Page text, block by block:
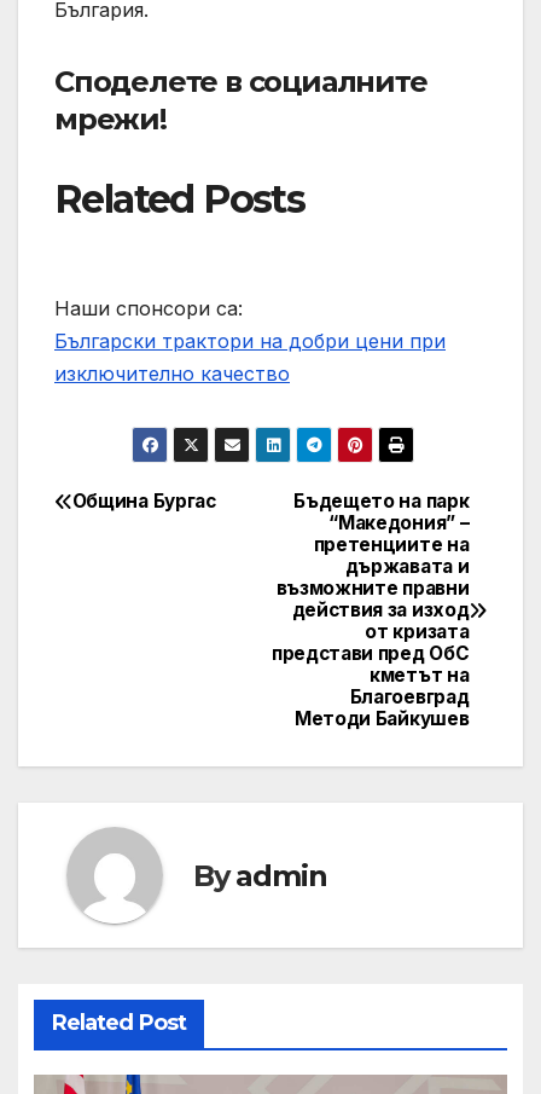
България.
Споделете в социалните
мрежи!
Related Posts
Наши спонсори са:
Български трактори на добри цени при
изключително качество
Post
Бъдещето на парк
“Македония” –
претенциите на
държавата и
възможните правни
действия за изход
от кризата
представи пред ОбС
кметът на
Благоевград
Методи Байкушев
Община Бургас
Byadmin
Related Post